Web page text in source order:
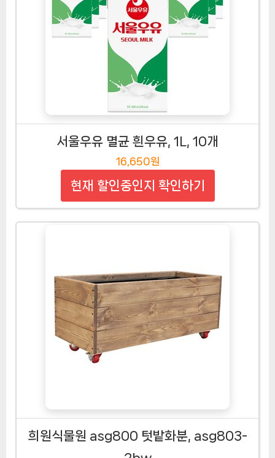
서울우유 멸균 흰우유, 1L, 10개
16,650원
현재 할인중인지 확인하기
희원식물원 asg800 텃밭화분, asg803-